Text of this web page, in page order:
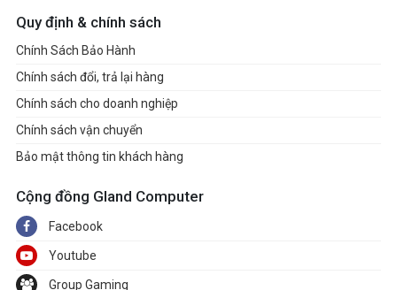
Quy định & chính sách
Chính Sách Bảo Hành
Chính sách đổi, trả lại hàng
Chính sách cho doanh nghiệp
Chính sách vận chuyển
Bảo mật thông tin khách hàng
Cộng đồng Gland Computer
Facebook
Youtube
Group Gaming